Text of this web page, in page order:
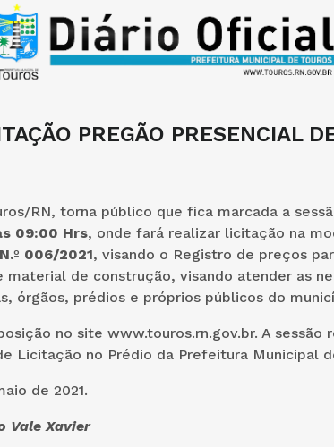
PREGÃO PRESENCIAL
RN, torna público que fica marcada a
09:00 Hrs, onde fará realizar licitação na
N.º 006/2021, visando o Registro de preços
material de construção, visando atender as
órgãos, prédios e próprios públicos do
no site www.touros.rn.gov.br. A sessão
Licitação no Prédio da Prefeitura Municipal
de 2021.
Vale Xavier